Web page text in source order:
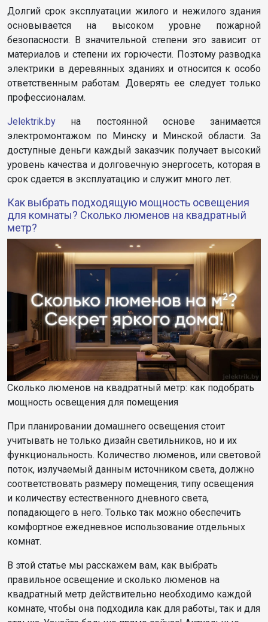
Долгий срок эксплуатации жилого и нежилого здания
основывается на высоком уровне пожарной
безопасности. В значительной степени это зависит от
материалов и степени их горючести. Поэтому разводка
электрики в деревянных зданиях и относится к особо
ответственным работам. Доверять ее следует только
профессионалам.
Jelektrik.by на постоянной основе занимается
электромонтажом по Минску и Минской области. За
доступные деньги каждый заказчик получает высокий
уровень качества и долговечную энергосеть, которая в
срок сдается в эксплуатацию и служит много лет.
Как выбрать подходящую мощность освещения
для комнаты? Сколько люменов на квадратный
метр?
Сколько люменов на квадратный метр: как подобрать
мощность освещения для помещения
При планировании домашнего освещения стоит
учитывать не только дизайн светильников, но и их
функциональность. Количество люменов, или световой
поток, излучаемый данным источником света, должно
соответствовать размеру помещения, типу освещения
и количеству естественного дневного света,
попадающего в него. Только так можно обеспечить
комфортное ежедневное использование отдельных
комнат.
В этой статье мы расскажем вам, как выбрать
правильное освещение и сколько люменов на
квадратный метр действительно необходимо каждой
комнате, чтобы она подходила как для работы, так и для